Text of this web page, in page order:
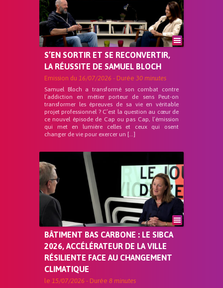
S’EN SORTIR ET SE RECONVERTIR,
LA RÉUSSITE DE SAMUEL BLOCH
Emission du 16/07/2026 - Durée 30 minutes
Samuel Bloch a transformé son combat contre
l’addiction en métier porteur de sens Peut-on
transformer les épreuves de sa vie en véritable
projet professionnel ? C’est la question au cœur de
ce nouvel épisode de Cap ou pas Cap, l’émission
qui met en lumière celles et ceux qui osent
changer de vie pour exercer un […]
BÂTIMENT BAS CARBONE : LE SIBCA
2026, ACCÉLÉRATEUR DE LA VILLE
RÉSILIENTE FACE AU CHANGEMENT
CLIMATIQUE
le 15/07/2026 - Durée 8 minutes